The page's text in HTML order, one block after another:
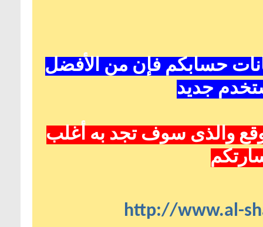
فإن من الأفضل
سوف تجد به أغلب
http://